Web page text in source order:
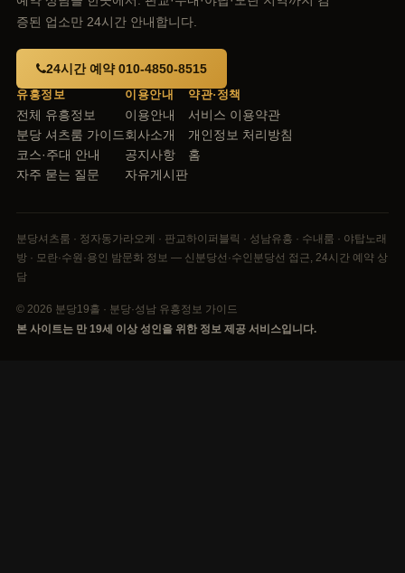
증된 업소만 24시간 안내합니다.
24시간 예약 010-4850-8515
유흥정보
전체 유흥정보
분당 셔츠룸 가이드
코스·주대 안내
자주 묻는 질문
이용안내
이용안내
회사소개
공지사항
자유게시판
약관·정책
서비스 이용약관
개인정보 처리방침
홈
분당셔츠룸 · 정자동가라오케 · 판교하이퍼블릭 · 성남유흥 · 수내룸 · 야탑노래
방 · 모란·수원·용인 밤문화 정보 — 신분당선·수인분당선 접근, 24시간 예약 상
담
© 2026 분당19홀 · 분당·성남 유흥정보 가이드
본 사이트는 만 19세 이상 성인을 위한 정보 제공 서비스입니다.